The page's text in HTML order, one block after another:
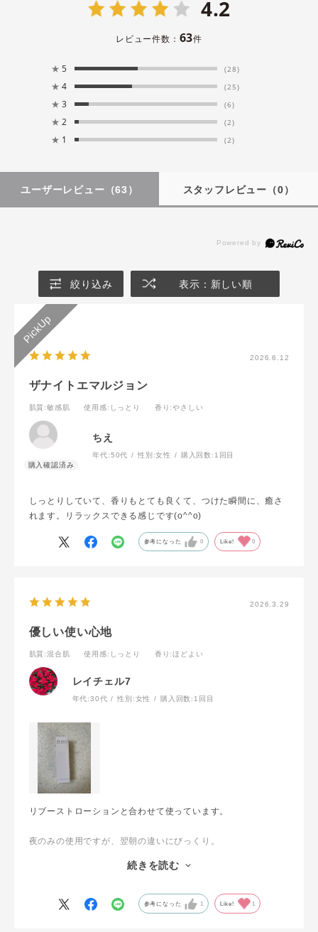
4.2
レビュー件数： 63件
★ 5 (28)
★ 4 (25)
★ 3 (6)
★ 2 (2)
★ 1 (2)
ユーザーレビュー （63） スタッフレビュー （0）
絞り込み 表示：新しい順
2026.6.12
ザナイトエマルジョン
肌質:敏感肌 使用感:しっとり 香り :やさしい
ちえ
年代:50代 性別:女性 購入回数: 1回目
しっとりしていて、香りもとても良くて、つけた瞬間に、癒さ
れます。リラックスできる感じです(o^^o)
参考になった 0 Like! 0
2026.3.29
優しい使い心地
肌質:混合肌 使用感:しっとり 香り :ほどよい
レイチェル7
年代:30代 性別:女性 購入回数: 1回目
リブーストローションと合わせて使っています。
夜のみの使用ですが、翌朝の違いにびっくり。
続きを読む
参考になった 1 Like! 1